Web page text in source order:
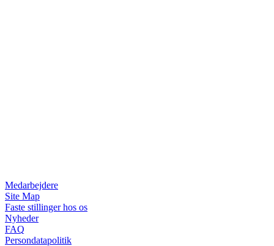
Medarbejdere
Site Map
Faste stillinger hos os
Nyheder
FAQ
Persondatapolitik